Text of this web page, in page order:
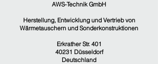
AWS-Technik GmbH
Herstellung, Entwicklung und Vertrieb von
Wärmetauschern und Sonderkonstruktionen
Erkrather Str. 401
40231 Düsseldorf
Deutschland